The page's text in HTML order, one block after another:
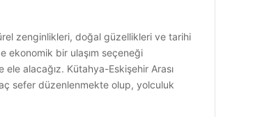
zenginlikleri, doğal güzellikleri ve tarihi
ekonomik bir ulaşım seçeneği
alacağız. Kütahya-Eskişehir Arası
sefer düzenlenmekte olup, yolculuk